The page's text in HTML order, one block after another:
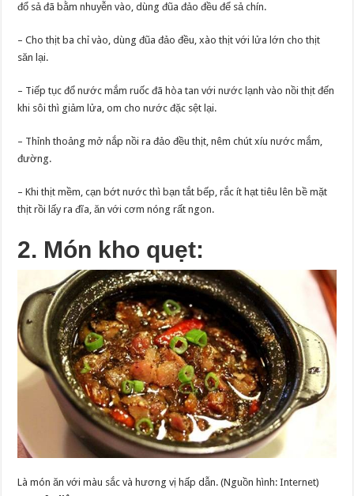
đổ sả đã bằm nhuyễn vào, dùng đũa đảo đều để sả chín.
– Cho thịt ba chỉ vào, dùng đũa đảo đều, xào thịt với lửa lớn cho thịt
săn lại.
– Tiếp tục đổ nước mắm ruốc đã hòa tan với nước lạnh vào nồi thịt đến
khi sôi thì giảm lửa, om cho nước đặc sệt lại.
– Thỉnh thoảng mở nắp nồi ra đảo đều thịt, nêm chút xíu nước mắm,
đường.
– Khi thịt mềm, cạn bớt nước thì bạn tắt bếp, rắc ít hạt tiêu lên bề mặt
thịt rồi lấy ra đĩa, ăn với cơm nóng rất ngon.
2. Món kho quẹt:
Là món ăn với màu sắc và hương vị hấp dẫn. (Nguồn hình: Internet)